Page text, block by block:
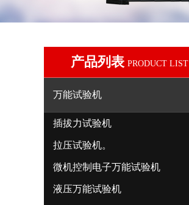
产品列表 PRODUCT LIST
万能试验机
插拔力试验机
拉压试验机。
微机控制电子万能试验机
液压万能试验机